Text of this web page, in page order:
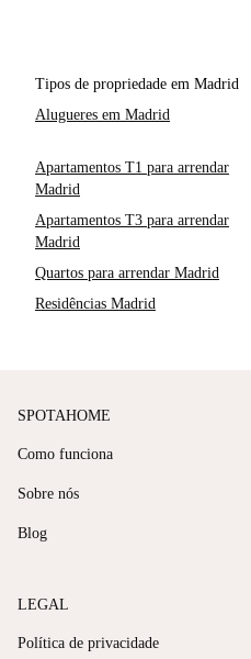
Tipos de propriedade em Madrid
Alugueres em Madrid
Apartamentos T1 para arrendar
Madrid
Apartamentos T3 para arrendar
Madrid
Quartos para arrendar Madrid
Residências Madrid
SPOTAHOME
Como funciona
Sobre nós
Blog
LEGAL
Política de privacidade